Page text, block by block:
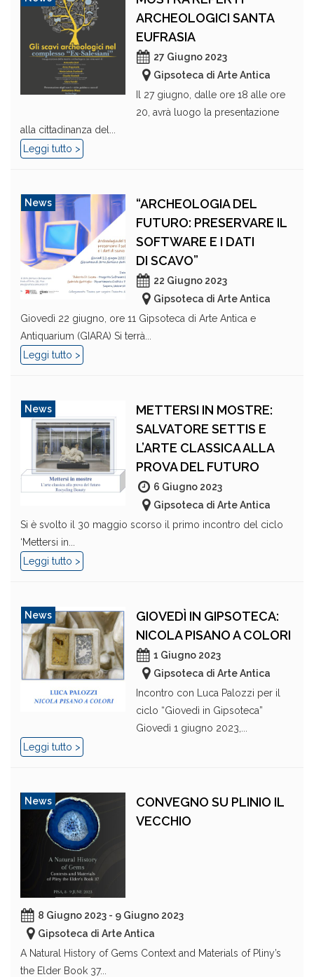
ARCHEOLOGICI SANTA
EUFRASIA
27 Giugno 2023
Gipsoteca di Arte Antica
Il 27 giugno, dalle ore 18 alle ore
20, avrà luogo la presentazione
alla cittadinanza del...
Leggi tutto >
News
“ARCHEOLOGIA DEL
FUTURO: PRESERVARE IL
SOFTWARE E I DATI
DI SCAVO”
22 Giugno 2023
Gipsoteca di Arte Antica
Giovedì 22 giugno, ore 11 Gipsoteca di Arte Antica e
Antiquarium (GIARA) Si terrà...
Leggi tutto >
News
METTERSI IN MOSTRE:
SALVATORE SETTIS E
L’ARTE CLASSICA ALLA
PROVA DEL FUTURO
6 Giugno 2023
Gipsoteca di Arte Antica
Si è svolto il 30 maggio scorso il primo incontro del ciclo
‘Mettersi in...
Leggi tutto >
News
GIOVEDÌ IN GIPSOTECA:
NICOLA PISANO A COLORI
1 Giugno 2023
Gipsoteca di Arte Antica
Incontro con Luca Palozzi per il
ciclo “Giovedì in Gipsoteca”
Giovedì 1 giugno 2023,...
Leggi tutto >
News
CONVEGNO SU PLINIO IL
VECCHIO
8 Giugno 2023 - 9 Giugno 2023
Gipsoteca di Arte Antica
A Natural History of Gems Context and Materials of Pliny’s
the Elder Book 37...